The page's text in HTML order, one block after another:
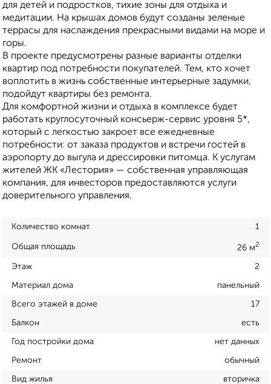
для детей и подростков, тихие зоны для отдыха и
медитации. На крышах домов будут созданы зеленые
террасы для наслаждения прекрасными видами на море и
горы.
В проекте предусмотрены разные варианты отделки
квартир под потребности покупателей. Тем, кто хочет
воплотить в жизнь собственные интерьерные задумки,
подойдут квартиры без ремонта.
Для комфортной жизни и отдыха в комплексе будет
работать круглосуточный консьерж-сервис уровня 5*,
который с легкостью закроет все ежедневные
потребности: от заказа продуктов и встречи гостей в
аэропорту до выгула и дрессировки питомца. К услугам
жителей ЖК «Лестория» — собственная управляющая
компания, для инвесторов предоставляются услуги
доверительного управления.
Количество комнат 1
Общая площадь 26 м2
Этаж 2
Материал дома панельный
Всего этажей в доме 17
Балкон есть
Год постройки дома нет данных
Ремонт обычный
Вид жилья вторичка